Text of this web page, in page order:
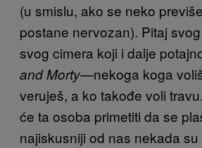
(u smislu, ako se neko
postane nervozan). Pitaj
svog cimera koji i dalje
and Morty—nekoga koga
veruješ, a ko takođe voli
će ta osoba primetiti da se
najiskusniji od nas nekada